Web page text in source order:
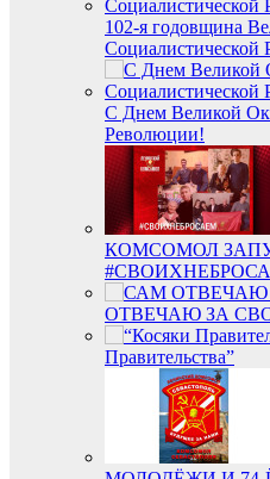
102-я годовщина
Социалистической
С Днем Великой
Революции!
КОМСОМОЛ
ОТВЕЧАЮ ЗА
Правительства”